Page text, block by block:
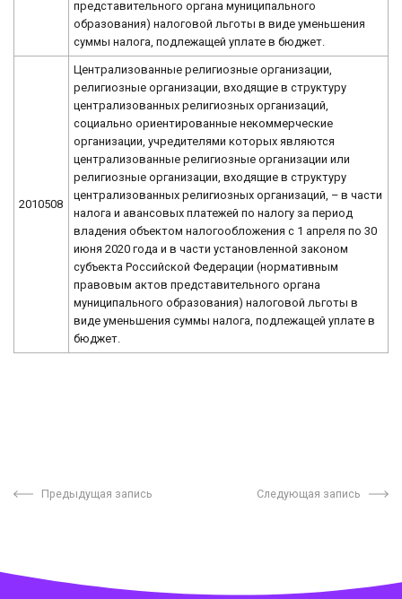
представительного органа муниципального
образования) налоговой льготы в виде уменьшения
суммы налога, подлежащей уплате в бюджет.
2010508
Централизованные религиозные организации,
религиозные организации, входящие в структуру
централизованных религиозных организаций,
социально ориентированные некоммерческие
организации, учредителями которых являются
централизованные религиозные организации или
религиозные организации, входящие в структуру
централизованных религиозных организаций, – в части
налога и авансовых платежей по налогу за период
владения объектом налогообложения с 1 апреля по 30
июня 2020 года и в части установленной законом
субъекта Российской Федерации (нормативным
правовым актов представительного органа
муниципального образования) налоговой льготы в
виде уменьшения суммы налога, подлежащей уплате в
бюджет.
Предыдущая запись Следующая запись